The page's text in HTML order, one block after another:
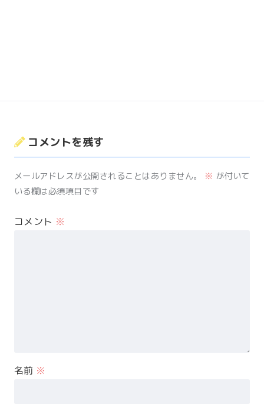
コメントを残す
メールアドレスが公開されることはありません。 ※ が付いて
いる欄は必須項目です
コメント ※
名前 ※